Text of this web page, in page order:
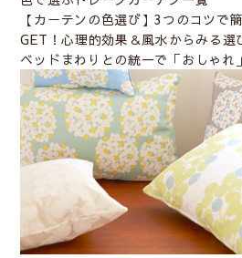
【カーテンの色選び】3つのコツで
GET！心理的効果＆風水からみる選
ベッドまわりとの統一で「おしゃれ